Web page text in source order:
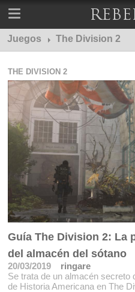
Juegos The Division 2
THE DIVISION 2
Guía The Division 2: La
del almacén del sótano
20/03/2019
ringare
Se trata de un almacén secreto
de Historia Americana en The